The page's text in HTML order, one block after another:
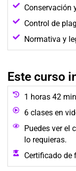
Conservación
Control de
Normativa y
Este curso
1 horas 42
6 clases en
Puedes ver el
lo requieras.
Certificado de